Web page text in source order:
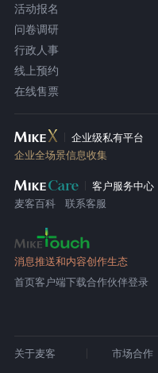
活动报名
问卷调研
行政人事
线上预约
在线售票
企业级私有平台
企业全场景信息收集
客户服务中心
麦客百科
联系客服
消息推送和内容创作生态
首页客户端下载合作伙伴登录
关于麦客 市场合作